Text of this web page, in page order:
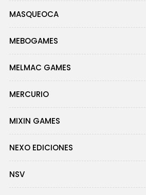
MASQUEOCA
MEBOGAMES
MELMAC GAMES
MERCURIO
MIXIN GAMES
NEXO EDICIONES
NSV